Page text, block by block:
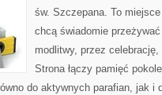
św. Szczepana. To
chcą świadomie
modlitwy, przez
Strona łączy pamięć
do aktywnych parafian, jak i